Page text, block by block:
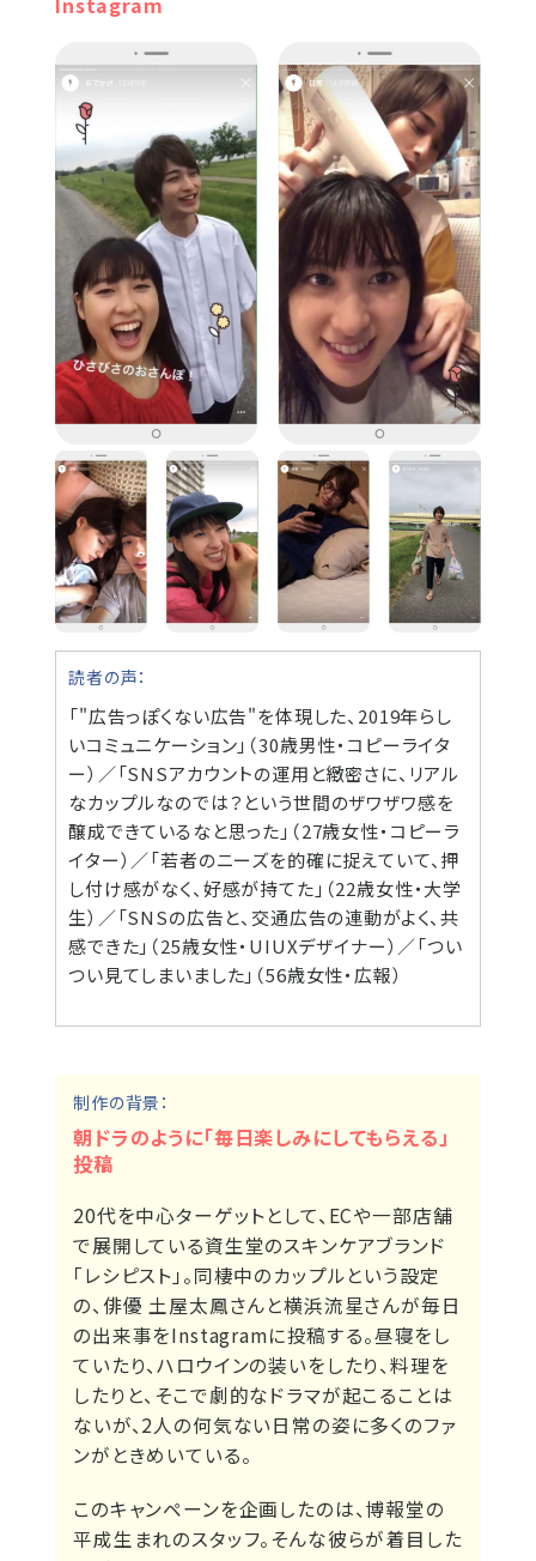
読者の声：
「"広告っぽくない広告"を体現した、2019年らし
いコミュニケーション」（30歳男性・コピーライタ
ー）／「SNSアカウントの運用と緻密さに、リアル
なカップルなのでは？という世間のザワザワ感を
醸成できているなと思った」（27歳女性・コピーラ
イター）／「若者のニーズを的確に捉えていて、押
し付け感がなく、好感が持てた」（22歳女性・大学
生）／「SNSの広告と、交通広告の連動がよく、共
感できた」（25歳女性・UIUXデザイナー）／「つい
つい見てしまいました」（56歳女性・広報）
制作の背景：
朝ドラのように「毎日楽しみにしてもらえる」
投稿
20代を中心ターゲットとして、ECや一部店舗
で展開している資生堂のスキンケアブランド
「レシピスト」。同棲中のカップルという設定
の、俳優 土屋太鳳さんと横浜流星さんが毎日
の出来事をInstagramに投稿する。昼寝をし
ていたり、ハロウインの装いをしたり、料理を
したりと、そこで劇的なドラマが起こることは
ないが、2人の何気ない日常の姿に多くのファ
ンがときめいている。
このキャンペーンを企画したのは、博報堂の
平成生まれのスタッフ。そんな彼らが着目した